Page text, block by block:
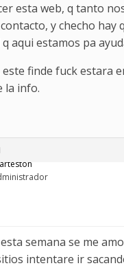
esta web, q tanto
y checho hay
aqui estamos pa
finde fuck estara
la info.
semana se me
intentare ir